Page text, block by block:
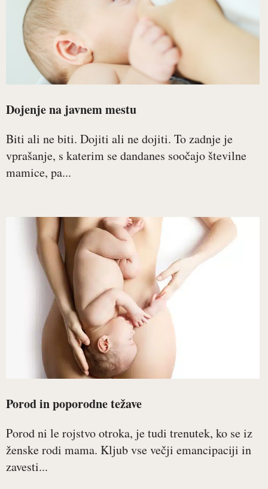
Dojenje na javnem mestu
Biti ali ne biti. Dojiti ali ne dojiti. To zadnje je
vprašanje, s katerim se dandanes soočajo številne
mamice, pa...
Porod in poporodne težave
Porod ni le rojstvo otroka, je tudi trenutek, ko se iz
ženske rodi mama. Kljub vse večji emancipaciji in
zavesti...